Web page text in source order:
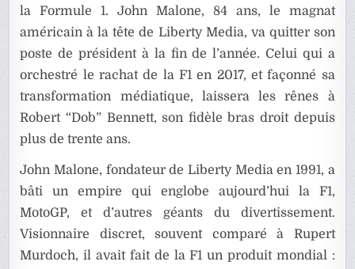
la Formule 1.John Malone, 84 ans, le magnat
américain à la tête de Liberty Media, va quitter son
poste de président à la fin de l’année. Celui qui a
orchestré le rachat de la F1 en 2017, et façonné sa
transformation médiatique, laissera les rênes à
Robert “Dob” Bennett, son fidèle bras droit depuis
plus de trente ans.
John Malone, fondateur de Liberty Media en 1991, a
bâti un empire qui englobe aujourd’hui la F1,
MotoGP, et d’autres géants du divertissement.
Visionnaire discret, souvent comparé à Rupert
Murdoch, il avait fait de la F1 un produit mondial :